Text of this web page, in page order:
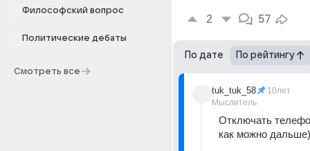
Философский вопрос
Политические дебаты
Смотреть все
2 57
По дате По рейтингу
tuk_tuk_58
Мыслитель
10лет
Отключать
как можно дальше)